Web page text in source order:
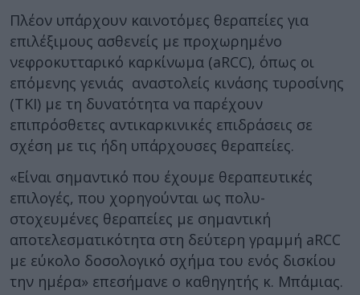
Πλέον υπάρχουν καινοτόμες θεραπείες για
επιλέξιμους ασθενείς με προχωρημένο
νεφροκυτταρικό καρκίνωμα (aRCC), όπως οι
επόμενης γενιάς αναστολείς κινάσης τυροσίνης
(TKI) με τη δυνατότητα να παρέχουν
επιπρόσθετες αντικαρκινικές επιδράσεις σε
σχέση με τις ήδη υπάρχουσες θεραπείες.
«Είναι σημαντικό που έχουμε θεραπευτικές
επιλογές, που χορηγούνται ως πολυ-
στοχευμένες θεραπείες με σημαντική
αποτελεσματικότητα στη δεύτερη γραμμή aRCC
με εύκολο δοσολογικό σχήμα του ενός δισκίου
την ημέρα» επεσήμανε ο καθηγητής κ. Μπάμιας.